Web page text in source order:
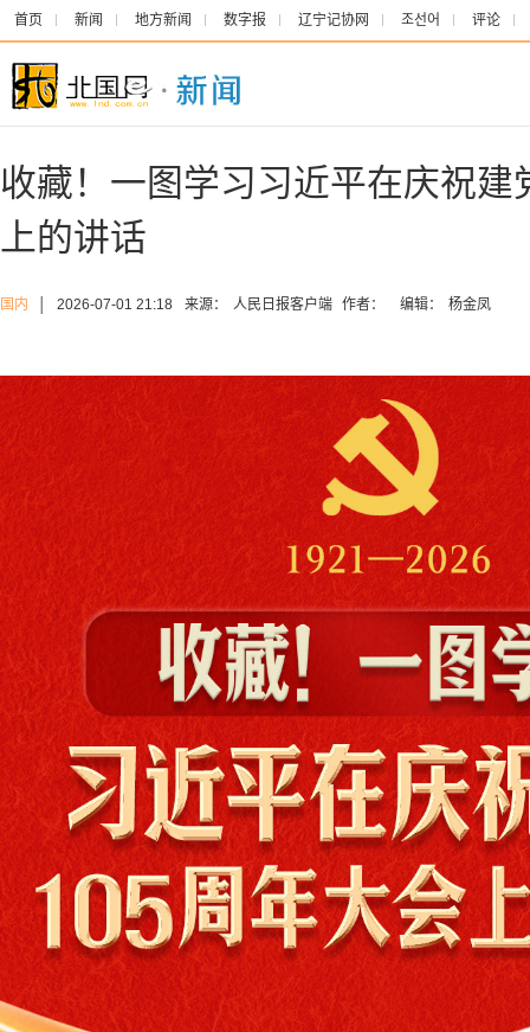
首页 新闻 地方新闻 数字报 辽宁记协网 조선어 评论
收藏！一图学习习近平在庆祝建
上的讲话
国内 2026-07-01 21:18 来源： 人民日报客户端 作者： 编辑： 杨金凤